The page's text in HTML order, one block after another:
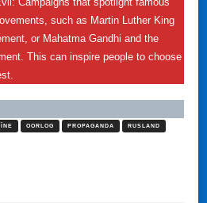
such as Martin Luther King
or Mahatma Gandhi and the
This can inspire people to choose
OORLOG PROPAGANDA RUSLAND